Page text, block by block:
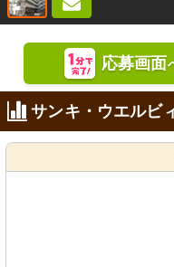
応募画面
サンキ・ウエルビ